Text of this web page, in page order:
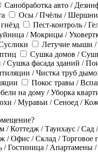
Санобработка авто /
Осы / Пчёлы / Шершни
Пест-контроль /
/ Мокрицы /
Летучие мыши /
Сушка домов /
Сушка фасада зданий /
/ Чистка труб
Покос травы /
на дому / Уборка
/ Муравьи / Сеноед /
/ Коттедж / Таунхаус / Сад
/ Офис / Склад / Торговое
/ Гостиница / Апартамены